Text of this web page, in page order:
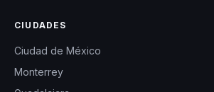
CIUDADES
Ciudad de México
Monterrey